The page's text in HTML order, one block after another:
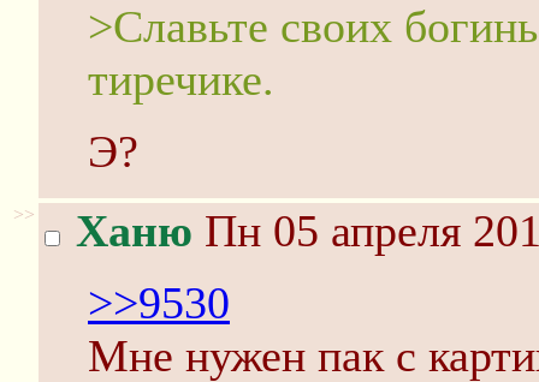
>Славьте своих
тиречике.
Э?
>> Ханю Пн 05 апреля
>>9530
Мне нужен пак с